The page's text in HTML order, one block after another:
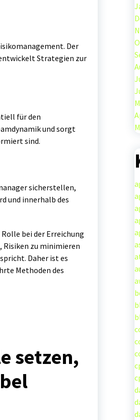
Der
Strategien zur
für den
und sorgt
sind.
sicherstellen,
und innerhalb des
bei der Erreichung
Risiken zu minimieren
Daher ist es
Methoden des
setzen,